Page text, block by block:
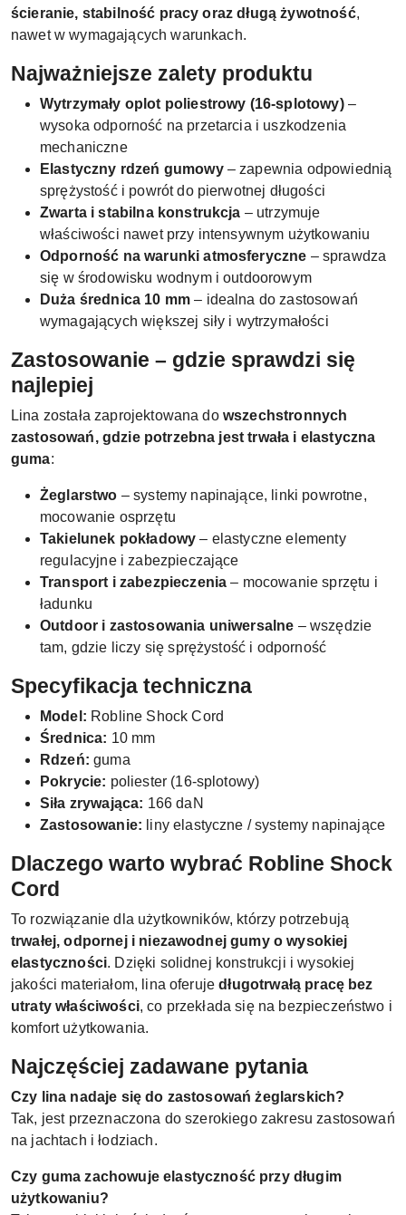
ścieranie, stabilność pracy oraz długą żywotność,
nawet w wymagających warunkach.
Najważniejsze zalety produktu
Wytrzymały oplot poliestrowy (16-splotowy)–
wysoka odporność na przetarcia i uszkodzenia
mechaniczne
Elastyczny rdzeń gumowy– zapewnia odpowiednią
sprężystość i powrót do pierwotnej długości
Zwarta i stabilna konstrukcja – utrzymuje
właściwości nawet przy intensywnym użytkowaniu
Odporność na warunki atmosferyczne – sprawdza
się w środowisku wodnym i outdoorowym
Duża średnica 10 mm – idealna do zastosowań
wymagających większej siły i wytrzymałości
Zastosowanie – gdzie sprawdzi się
najlepiej
Lina została zaprojektowana do wszechstronnych
zastosowań, gdzie potrzebna jest trwała i elastyczna
guma:
Żeglarstwo – systemy napinające, linki powrotne,
mocowanie osprzętu
Takielunek pokładowy – elastyczne elementy
regulacyjne i zabezpieczające
Transport i zabezpieczenia – mocowanie sprzętu i
ładunku
Outdoor i zastosowania uniwersalne – wszędzie
tam, gdzie liczy się sprężystość i odporność
Specyfikacja techniczna
Model: Robline Shock Cord
Średnica: 10 mm
Rdzeń: guma
Pokrycie: poliester (16-splotowy)
Siła zrywająca: 166 daN
Zastosowanie: liny elastyczne / systemy napinające
Dlaczego warto wybrać Robline Shock
Cord
To rozwiązanie dla użytkowników, którzy potrzebują
trwałej, odpornej i niezawodnej gumy o wysokiej
elastyczności. Dzięki solidnej konstrukcji i wysokiej
jakości materiałom, lina oferujedługotrwałą pracę bez
utraty właściwości, co przekłada się na bezpieczeństwo i
komfort użytkowania.
Najczęściej zadawane pytania
Czy lina nadaje się do zastosowań żeglarskich?
Tak, jest przeznaczona do szerokiego zakresu zastosowań
na jachtach i łodziach.
Czy guma zachowuje elastyczność przy długim
użytkowaniu?